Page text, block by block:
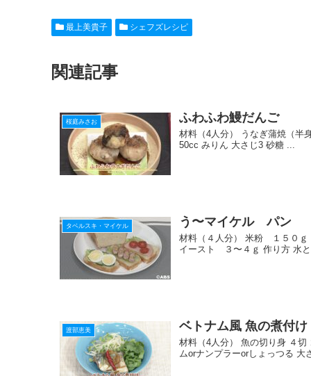
c
e
b
o
k
e
n
ck
et
e
最上美貴子 シェフズレシピ
関連記事
桜庭みさお ふわふわ鰻だんご
材料（4人分） うなぎ蒲焼（半
50cc みりん 大さじ3 砂糖 ...
タベルスキ・マイケル う〜マイケル パン
材料（４人分） 米粉 １５０
イースト ３〜４ｇ 作り方 水
渡部恵美 ベトナム風 魚の煮付け
材料（4人分） 魚の切り身 ４
ムorナンプラーorしょっつる 大